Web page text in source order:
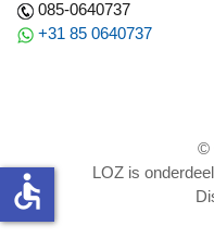
085-0640737
+31 85 0640737
©
LOZ is
accessible